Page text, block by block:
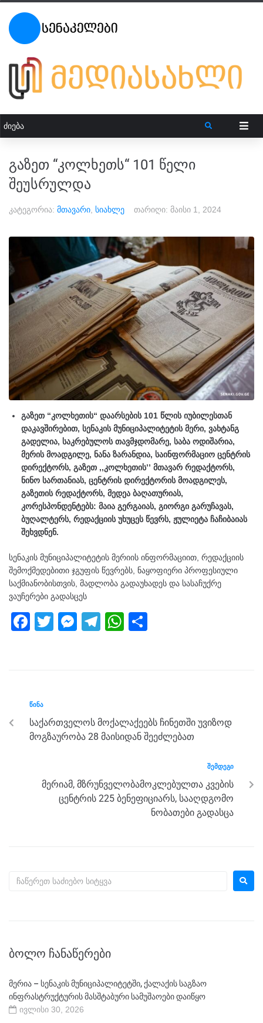
გაზეთ “კოლხეთს“ 101 წელი
შეუსრულდა
კატეგორია: მთავარი სიახლე თარიღი: მაისი 1, 2024
გაზეთ “კოლხეთის“ დაარსების 101 წლის იუბილესთან
დაკავშირებით, სენაკის მუნიციპალიტეტის მერი, ვახტანგ
გადელია, საკრებულოს თავმჯდომარე, საბა ოდიშარია,
მერის მოადგილე, ნანა ზარანდია, საინფორმაციო ცენტრის
დირექტორს, გაზეთ ,,კოლხეთის’’ მთავარ რედაქტორს,
ნინო სართანიას, ცენტრის დირექტორის მოადგილეს,
გაზეთის რედაქტორს, მედეა ბაღათურიას,
კორესპონდენტებს: მაია გერგაიას, გიორგი გარუჩავას,
ბუღალტერს, რედაქციის უხუცეს წევრს, ჟულიეტა ჩაჩიბაიას
შეხვდნენ.
სენაკის მუნიციპალიტეტის მერიის ინფორმაციით, რედაქციის
შემოქმედებითი ჯგუფის წევრებს, ნაყოფიერი პროფესიული
საქმიანობისთვის, მადლობა გადაუხადეს და სასაჩუქრე
ვაუჩერები გადასცეს
F
b
o
o
T
M
g
er
T
m
W
p
p
ᲬᲘᲜᲐ
საქართველოს მოქალაქეებს ჩინეთში უვიზოდ
მოგზაურობა 28 მაისიდან შეეძლებათ
ᲨᲔᲛᲓᲔᲒᲘ
მერიამ, მზრუნველობამოკლებულთა კვების
ცენტრის 225 ბენეფიციარს, სააღდგომო
ნობათები გადასცა
ᲑᲝᲚᲝ ᲩᲐᲜᲐᲬᲔᲠᲔᲑᲘ
მერია – სენაკის მუნიციპალიტეტში, ქალაქის საგზაო
ინფრასტრუქტურის მასშტაბური სამუშაოები დაიწყო
ივლისი 30, 2026